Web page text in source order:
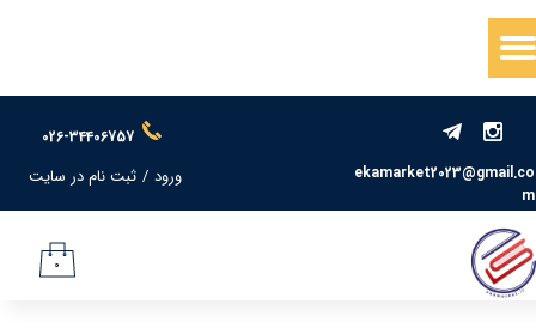
026-34406757
ekamarket2023@gmail.co
m
ورود / ثبت نام در سایت
حساب کاربری من
سفارشات
خروج از حساب کاربری
۰